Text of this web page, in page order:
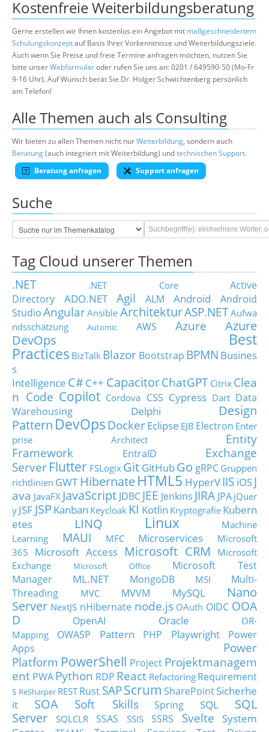
Kostenfreie Weiterbildungsberatung
Gerne erstellen wir Ihnen kostenlos ein Angebot mit maßgeschneidertem
Schulungskonzeptauf Basis Ihrer Vorkenntnisse und Weiterbildungsziele.
Auch wenn Sie Preise und freie Termine anfragen möchten, nutzen Sie
bitte unserWebformularoder rufen Sie uns an: 0201 / 649590-50 (Mo-Fr
9-16 Uhr). Auf Wunsch berät Sie Dr. Holger Schwichtenberg persönlich
am Telefon!
Alle Themen auch als Consulting
Wir bieten zu allen Themen nicht nurWeiterbildung, sondern auch
Beratung(auch integriert mit Weiterbildung) undtechnischen Support.
Beratung anfragen
Support anfragen
Suche
Tag Cloud unserer Themen
.NET .NET Core
Active
Directory
ADO.NET Agil ALM Android
Android
StudioAngularAnsible ArchitekturASP.NETAufwa
ndsschätzung
Automic AWS Azure
Azure
DevOps
Best
Practices BizTalk Blazor Bootstrap BPMN Busines
s
Intelligence C#C++ CapacitorChatGPT Citrix Clea
n Code Copilot Cordova CSS Cypress Dart Data
Warehousing
Delphi
Design
Pattern DevOps DockerEclipse EJB Electron Enter
prise Architect
Entity
Framework
EntraID
Exchange
Server Flutter FSLogix Git GitHubGo gRPC Gruppen
richtlinien GWT HibernateHTML5 HyperVIIS iOSJ
ava JavaFX JavaScript JDBC JEE Jenkins JIRA JPA jQuer
y JSF JSP Kanban Keycloak KI Kotlin Kryptografie Kubern
etes
LINQ Linux
Machine
Learning
MAUI MFC Microservices
Microsoft
365
Microsoft Access Microsoft CRM
Microsoft
Exchange
Microsoft Office
Microsoft Test
Manager
ML.NET MongoDB MSI
Multi-
Threading
MVC MVVM MySQL
Nano
Server NextJS nHibernate node.js OAuth OIDC OOA
D
OpenAI Oracle
OR-
Mapping
OWASP Pattern PHP Playwright
Power
Apps
Power
Platform PowerShell Project Projektmanagem
ent PWA Python RDP React Refactoring Requirement
s ReSharper RESTRust SAPScrum SharePointSicherhe
it
SOA Soft Skills Spring SQL
SQL
Server
SQLCLR SSAS SSIS SSRS Svelte
System